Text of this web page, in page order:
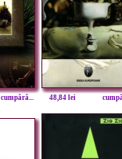
cumpără... 48,84 lei